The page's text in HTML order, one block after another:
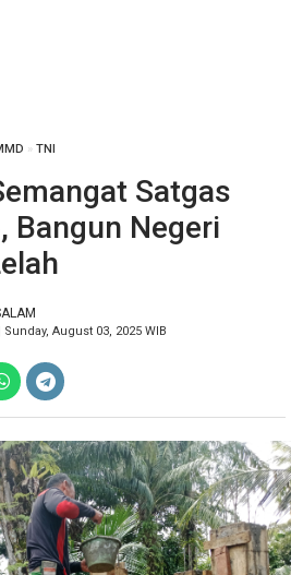
» TNI
Satgas
Bangun Negeri
August 03, 2025 WIB